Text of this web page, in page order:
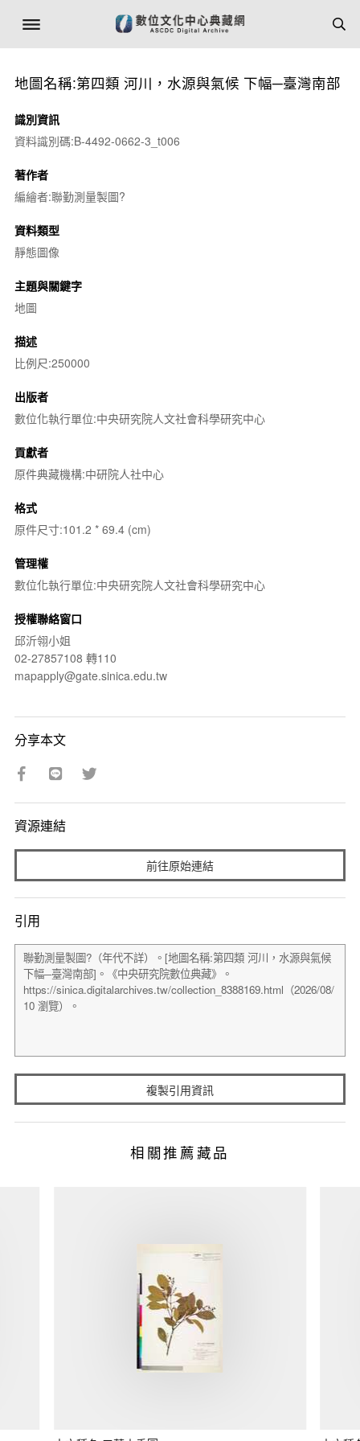
地圖名稱:第四類 河川，水源與氣候 下幅─臺灣南部
識別資訊
資料識別碼:B-4492-0662-3_t006
著作者
編繪者:聯勤測量製圖?
資料類型
靜態圖像
主題與關鍵字
地圖
描述
比例尺:250000
出版者
數位化執行單位:中央研究院人文社會科學研究中心
貢獻者
原件典藏機構:中研院人社中心
格式
原件尺寸:101.2 * 69.4 (cm)
管理權
數位化執行單位:中央研究院人文社會科學研究中心
授權聯絡窗口
邱沂翎小姐
02-27857108 轉110
mapapply@gate.sinica.edu.tw
分享本文
資源連結
前往原始連結
引用
複製引用資訊
相關推薦藏品